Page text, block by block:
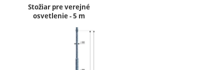
Stožiar pre verejné
osvetlenie - 5 m